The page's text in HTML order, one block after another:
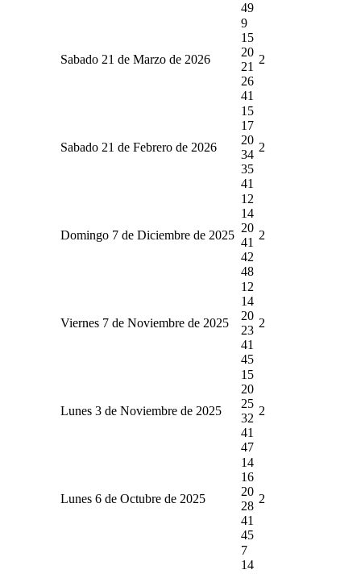
49
Sabado 21 de Marzo de 2026
9
15
20
21
26
41
2
Sabado 21 de Febrero de 2026
15
17
20
34
35
41
2
Domingo 7 de Diciembre de 2025
12
14
20
41
42
48
2
Viernes 7 de Noviembre de 2025
12
14
20
23
41
45
2
Lunes 3 de Noviembre de 2025
15
20
25
32
41
47
2
Lunes 6 de Octubre de 2025
14
16
20
28
41
45
2
7
14